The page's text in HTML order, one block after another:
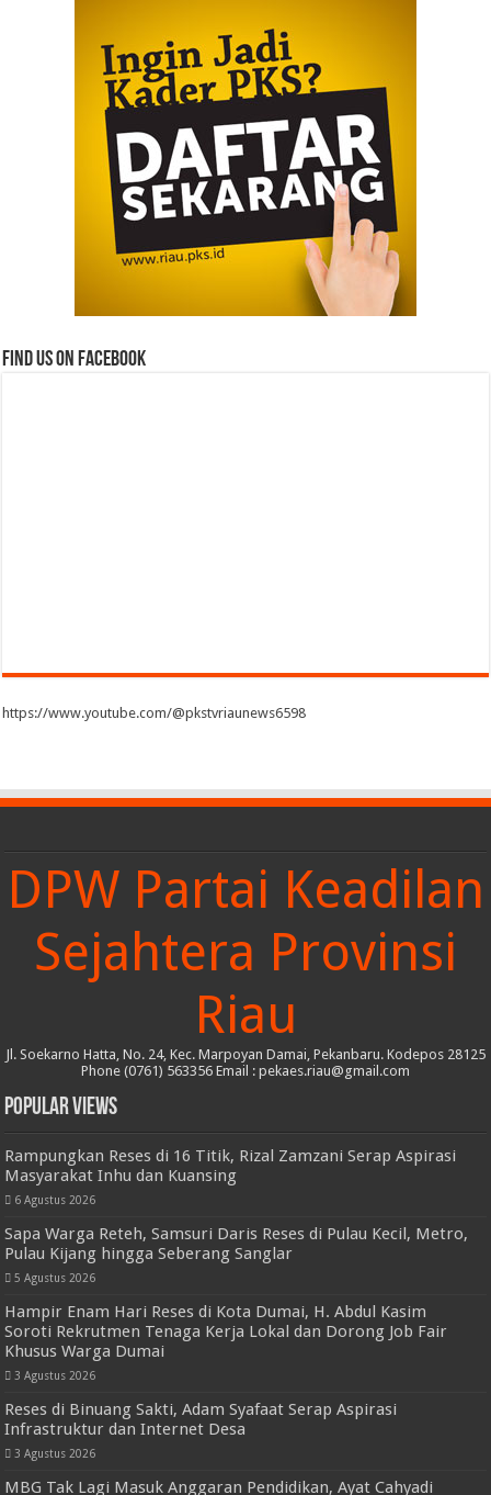
Find us on Facebook
https://www.youtube.com/@pkstvriaunews6598
DPW Partai Keadilan
Sejahtera Provinsi
Riau
Jl. Soekarno Hatta, No. 24, Kec. Marpoyan Damai, Pekanbaru. Kodepos 28125
Phone (0761) 563356 Email : pekaes.riau@gmail.com
Popular Views
Rampungkan Reses di 16 Titik, Rizal Zamzani Serap Aspirasi
Masyarakat Inhu dan Kuansing
6 Agustus 2026
Sapa Warga Reteh, Samsuri Daris Reses di Pulau Kecil, Metro,
Pulau Kijang hingga Seberang Sanglar
5 Agustus 2026
Hampir Enam Hari Reses di Kota Dumai, H. Abdul Kasim
Soroti Rekrutmen Tenaga Kerja Lokal dan Dorong Job Fair
Khusus Warga Dumai
3 Agustus 2026
Reses di Binuang Sakti, Adam Syafaat Serap Aspirasi
Infrastruktur dan Internet Desa
3 Agustus 2026
MBG Tak Lagi Masuk Anggaran Pendidikan, Ayat Cahyadi